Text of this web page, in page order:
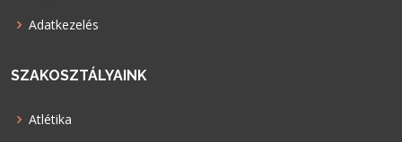
Adatkezelés
SZAKOSZTÁLYAINK
Atlétika